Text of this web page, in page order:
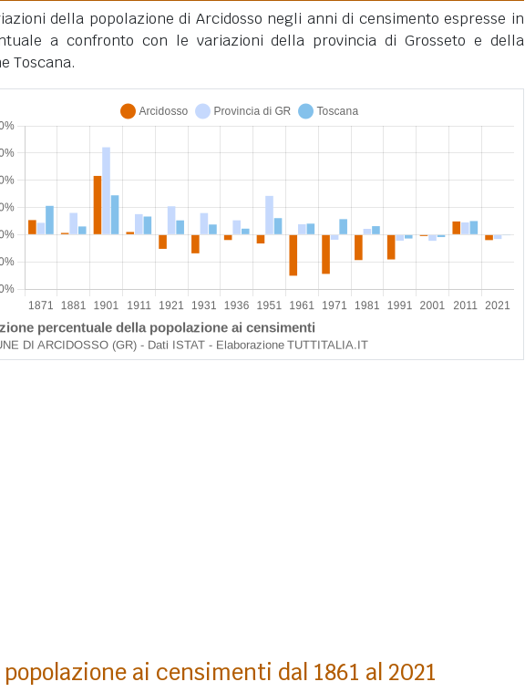
della popolazione di Arcidosso negli anni di censimento espresse in
a confronto con le variazioni della provincia di Grosseto e della
Toscana.
ai censimenti dal 1861 al 2021